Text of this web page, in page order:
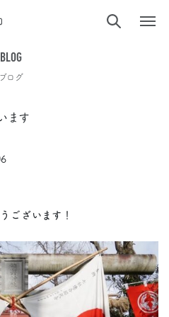
BLOG
ブログ
ます
ございます！